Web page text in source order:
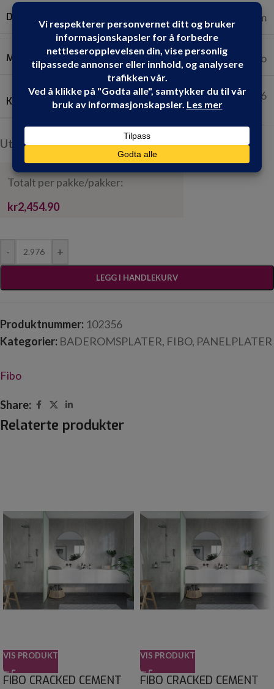
DIMENSJONER 240 cm x 62 cm
MERKER Fibo
KVADRATMETER PR. PAKKE: 2.976
Utsolgt, men kan bestilles
Totalt per pakke/pakker:
kr2,454.90
- +
LEGG I HANDLEKURV
Produktnummer: 102356
Kategorier: BADEROMSPLATER, FIBO, PANELPLATER
Fibo
Share:
Relaterte produkter
VIS PRODUKT
FIBO CRACKED CEMENT
VIS PRODUKT
FIBO CRACKED CEMENT